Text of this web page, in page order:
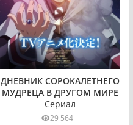
ДНЕВНИК СОРОКАЛЕТНЕГО
МУДРЕЦА В ДРУГОМ МИРЕ
Сериал
29 564